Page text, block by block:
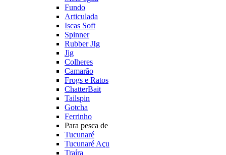
Fundo
Articulada
Iscas Soft
Spinner
Rubber JIg
Jig
Colheres
Camarão
Frogs e Ratos
ChatterBait
Tailspin
Gotcha
Ferrinho
Para pesca de
Tucunaré
Tucunaré Açu
Traíra